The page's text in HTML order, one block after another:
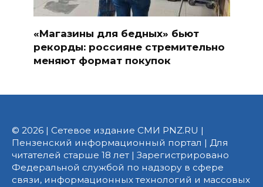
«Магазины для бедных» бьют
рекорды: россияне стремительно
меняют формат покупок
© 2026 | Сетевое издание СМИ PNZ.RU |
Пензенский информационный портал | Для
читателей старше 18 лет | Зарегистрировано
Федеральной службой по надзору в сфере
связи, информационных технологий и массовых